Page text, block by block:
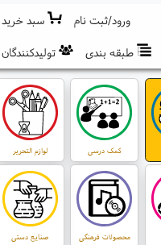
ورود/ثبت نام
سبد خرید
طبقه بندی تولیدکنندگان
کمک درسی لوازم التحریر
محصولات فرهنگی صنایع دستی